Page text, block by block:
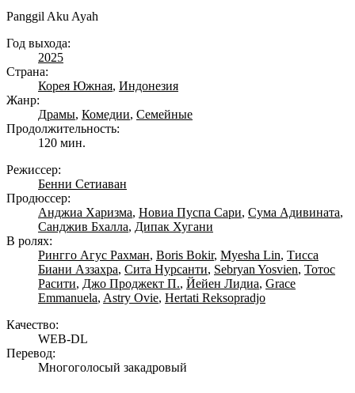
Panggil Aku Ayah
Год выхода:
2025
Страна:
Корея Южная, Индонезия
Жанр:
Драмы, Комедии, Семейные
Продолжительность:
120 мин.
Режиссер:
Бенни Сетиаван
Продюссер:
Анджиа Харизма, Новиа Пуспа Сари, Сума Адивината,
Санджив Бхалла, Дипак Хугани
В ролях:
Рингго Агус Рахман, Boris Bokir, Myesha Lin, Тисса
Биани Аззахра, Сита Нурсанти, Sebryan Yosvien, Тотос
Расити, Джо Проджект П., Йейен Лидиа, Grace
Emmanuela, Astry Ovie, Hertati Reksopradjo
Качество:
WEB-DL
Перевод:
Многоголосый закадровый